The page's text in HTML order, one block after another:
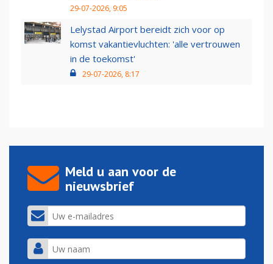
29-07-2026, 9:05
Lelystad Airport bereidt zich voor op
komst vakantievluchten: 'alle vertrouwen
in de toekomst'
29-07-2026, 8:17
Meld u aan voor de
nieuwsbrief